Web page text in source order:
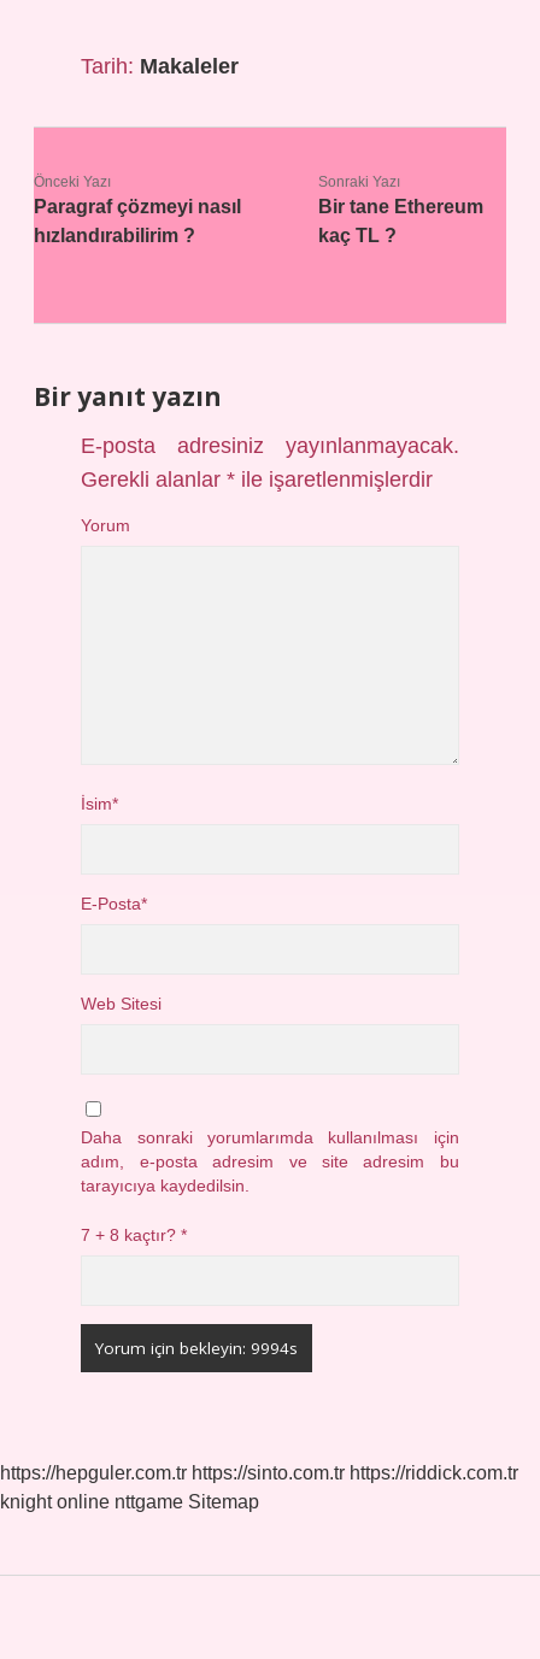
Tarih: Makaleler
Önceki Yazı
Paragraf çözmeyi nasıl
hızlandırabilirim ?
Sonraki Yazı
Bir tane Ethereum
kaç TL ?
Bir yanıt yazın
E-posta adresiniz yayınlanmayacak.
Gerekli alanlar* ile işaretlenmişlerdir
Yorum
İsim*
E-Posta*
Web Sitesi
Daha sonraki yorumlarımda kullanılması için
adım, e-posta adresim ve site adresim bu
tarayıcıya kaydedilsin.
7 + 8 kaçtır?*
https://hepguler.com.tr https://sinto.com.tr https://riddick.com.tr
knight online nttgame Sitemap